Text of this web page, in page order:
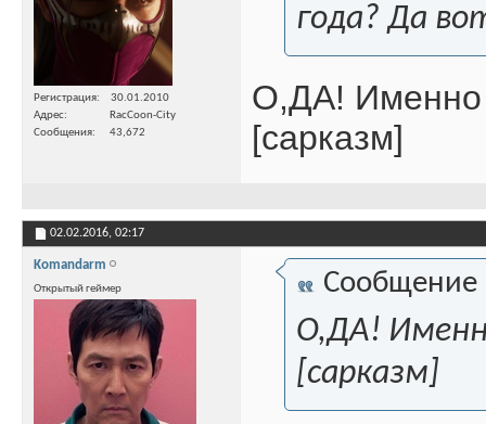
Регистрация
30.01.2010
Адрес
RacCoon-City
Сообщения
43,672
года? Да
О,ДА! Именно
[сарказм]
02.02.2016, 02:17
Komandarm
Открытый геймер Сообщение
О,ДА!
[сарказм]